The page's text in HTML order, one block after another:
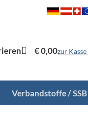
€0,00zur Kasse
Verbandstoffe / SSB